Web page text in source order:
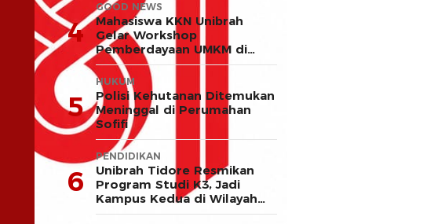
4
GOOD NEWS
Mahasiswa KKN Unibrah
Gelar Workshop
Pemberdayaan UMKM di
Desa Ekor
5
HUKUM
Polisi Kehutanan Ditemukan
Meninggal di Perumahan
Sofifi
6
PENDIDIKAN
Unibrah Tidore Resmikan
Program Studi K3, Jadi
Kampus Kedua di Wilayah
LLDIKTI XII